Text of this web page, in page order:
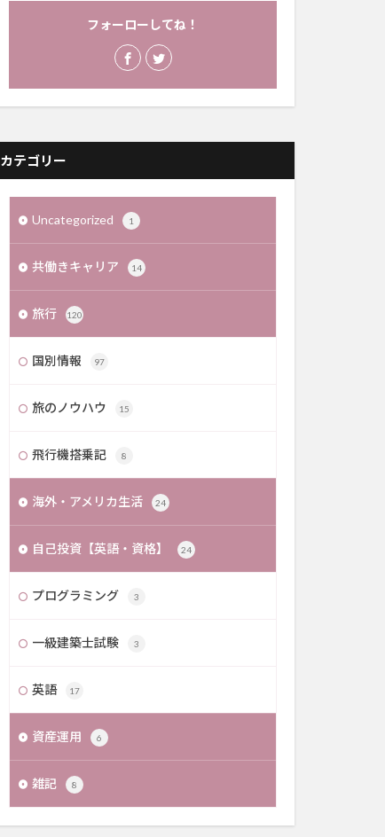
フォーローしてね！
カテゴリー
Uncategorized 1
共働きキャリア 14
旅行 120
国別情報 97
旅のノウハウ 15
飛行機搭乗記 8
海外・アメリカ生活 24
自己投資【英語・資格】 24
プログラミング 3
一級建築士試験 3
英語 17
資産運用 6
雑記 8